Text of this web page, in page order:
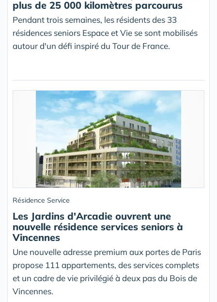
plus de 25 000 kilomètres parcourus
Pendant trois semaines, les résidents des 33
résidences seniors Espace et Vie se sont mobilisés
autour d'un défi inspiré du Tour de France.
Résidence Service
Les Jardins d'Arcadie ouvrent une
nouvelle résidence services seniors à
Vincennes
Une nouvelle adresse premium aux portes de Paris
propose 111 appartements, des services complets
et un cadre de vie privilégié à deux pas du Bois de
Vincennes.